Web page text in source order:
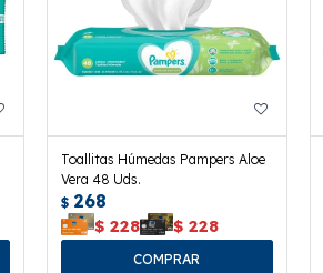
Toallitas Húmedas Pampers Aloe
Vera 48 Uds.
$ 268
$ 228 $ 228